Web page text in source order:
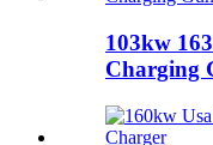
103kw
Charging